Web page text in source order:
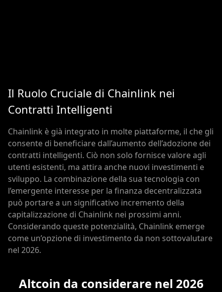
Il Ruolo Cruciale di Chainlink nei
Contratti Intelligenti
Chainlink è già integrato in molte piattaforme, il che gli
consente di beneficiare dall’aumento dell’adozione dei
contratti intelligenti. Ciò non solo fornisce valore agli
utenti esistenti, ma attira anche nuovi investimenti e
sviluppo. La combinazione della sua tecnologia con
l’emergente interesse per la finanza decentralizzata
può portare a un significativo incremento della
capitalizzazione di Chainlink nei prossimi anni.
Considerando queste potenzialità, Chainlink emerge
come un’opzione di investimento da non sottovalutare
nel 2026.
Altcoin da considerare nel 2026